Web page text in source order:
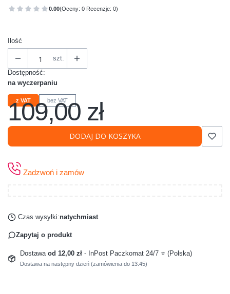
0.00(Oceny: 0 Recenzje: 0)
Przejdź do sekcji Opinie
Ilość
szt.
Dostępność:
na wyczerpaniu
z VAT bez VAT
Cena
109,00 zł
DODAJ DO KOSZYKA
Zadzwoń i zamów
Czas wysyłki:natychmiast
Zapytaj o produkt
Dostawa od 12,00 zł - InPost Paczkomat 24/7 ⭐ (Polska)
Dostawa na następny dzień (zamówienia do 13:45)